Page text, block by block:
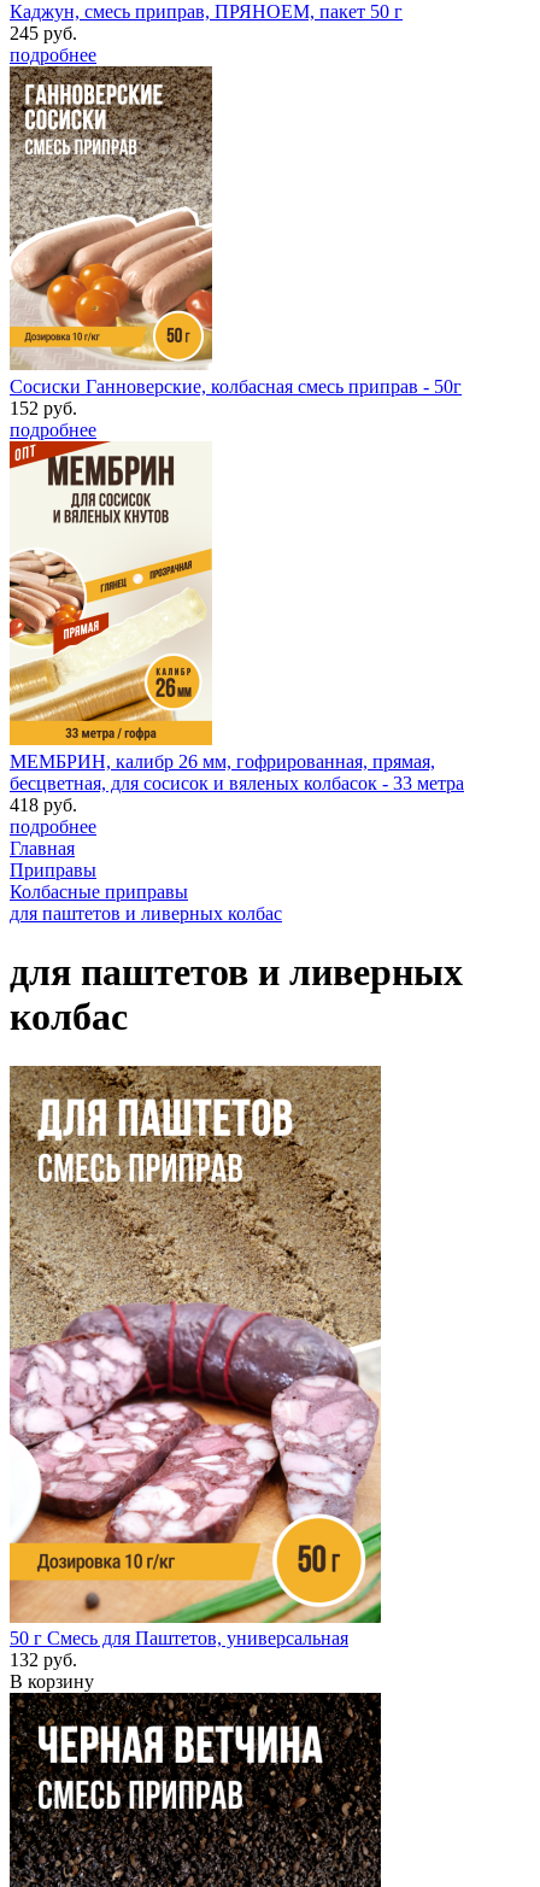
Каджун, смесь приправ, ПРЯНОЕМ, пакет 50 г
245 руб.
подробнее
Сосиски Ганноверские, колбасная смесь приправ - 50г
152 руб.
подробнее
МЕМБРИН, калибр 26 мм, гофрированная, прямая,
бесцветная, для сосисок и вяленых колбасок - 33 метра
418 руб.
подробнее
Главная
Приправы
Колбасные приправы
для паштетов и ливерных колбас
для паштетов и ливерных
колбас
50 г Смесь для Паштетов, универсальная
132 руб.
В корзину